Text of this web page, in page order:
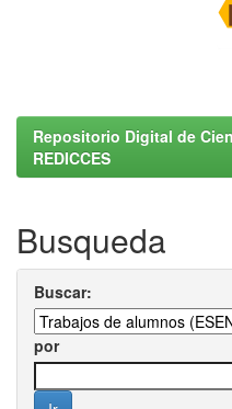
Repositorio Digital de
REDICCES
Busqueda
Buscar:
por